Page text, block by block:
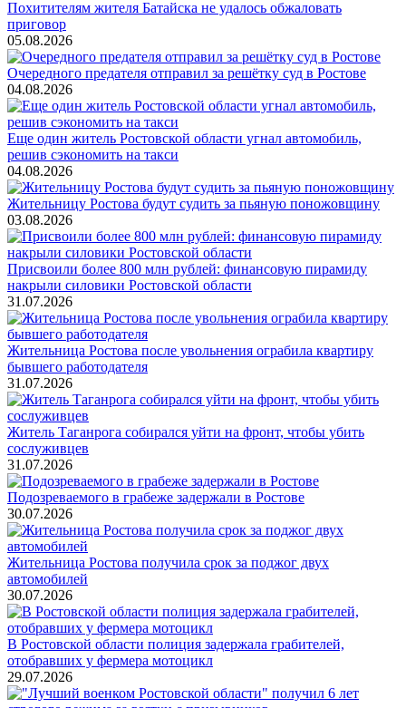
Похитителям жителя Батайска не удалось обжаловать
приговор
05.08.2026
Очередного предателя отправил за решётку суд в Ростове
04.08.2026
Еще один житель Ростовской области угнал автомобиль,
решив сэкономить на такси
04.08.2026
Жительницу Ростова будут судить за пьяную поножовщину
03.08.2026
Присвоили более 800 млн рублей: финансовую пирамиду
накрыли силовики Ростовской области
31.07.2026
Жительница Ростова после увольнения ограбила квартиру
бывшего работодателя
31.07.2026
Житель Таганрога собирался уйти на фронт, чтобы убить
сослуживцев
31.07.2026
Подозреваемого в грабеже задержали в Ростове
30.07.2026
Жительница Ростова получила срок за поджог двух
автомобилей
30.07.2026
В Ростовской области полиция задержала грабителей,
отобравших у фермера мотоцикл
29.07.2026